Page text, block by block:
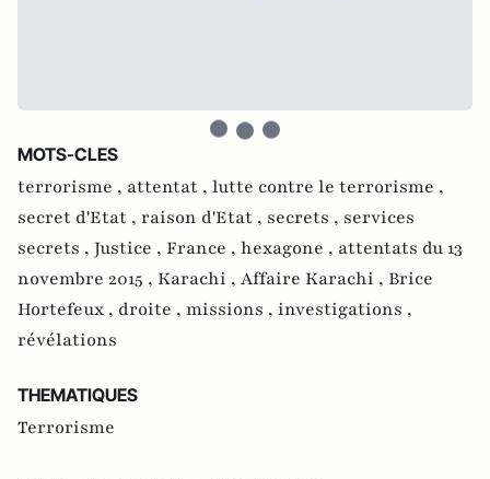
MOTS-CLES
terrorisme , attentat , lutte contre le terrorisme ,
secret d'Etat , raison d'Etat , secrets , services
secrets , Justice , France , hexagone , attentats du 13
novembre 2015 , Karachi , Affaire Karachi , Brice
Hortefeux , droite , missions , investigations ,
révélations
THEMATIQUES
Terrorisme